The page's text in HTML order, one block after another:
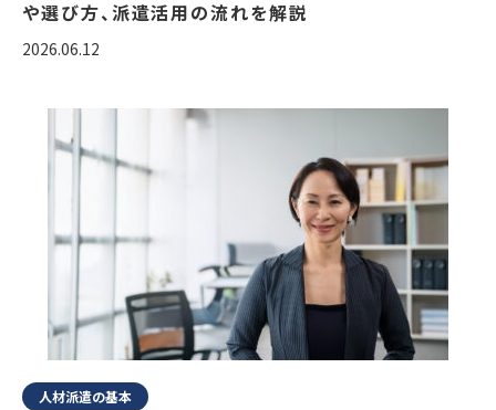
や選び方、派遣活用の流れを解説
2026.06.12
人材派遣の基本